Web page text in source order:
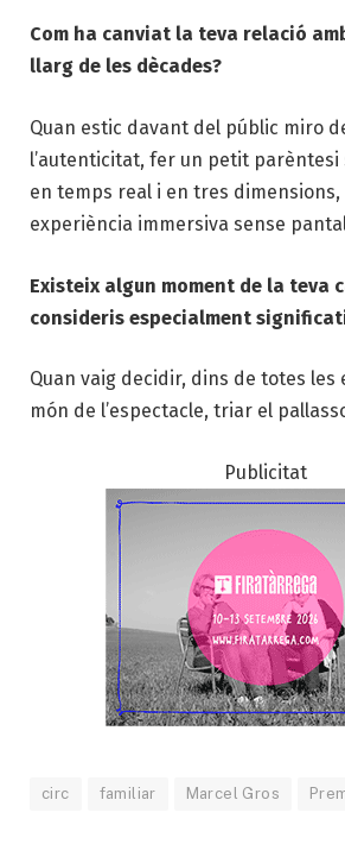
Com ha canviat la teva relació
llarg de les dècades?
Quan estic davant del públic miro
l’autenticitat, fer un petit parèntesi
en temps real i en tres
experiència immersiva sense
Existeix algun moment de la teva
consideris especialment
Quan vaig decidir, dins de totes les
món de l’espectacle, triar el
Publicitat
circ familiar Marcel Gros